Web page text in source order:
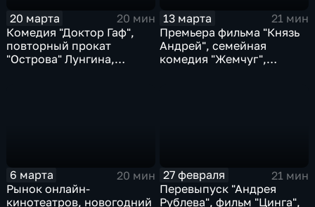
20 марта
20 мин
Комедия "Доктор Гаф",
повторный прокат
"Острова" Лунгина,
13 марта
21 мин
Премьера фильма "Князь
Андрей", семейная
комедия "Жемчуг",
6 марта
20 мин
Рынок онлайн-
кинотеатров, новогодний
27 февраля
21 мин
Перевыпуск "Андрея
Рублева", фильм "Цинга",